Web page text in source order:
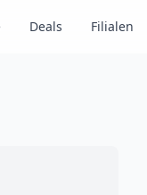
Deals Filialen